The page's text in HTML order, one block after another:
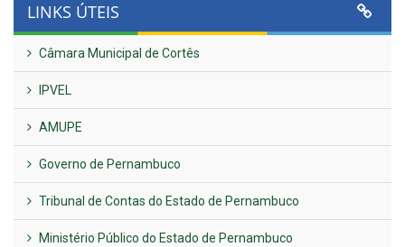
LINKS ÚTEIS
Câmara Municipal de Cortês
IPVEL
AMUPE
Governo de Pernambuco
Tribunal de Contas do Estado de Pernambuco
Ministério Público do Estado de Pernambuco